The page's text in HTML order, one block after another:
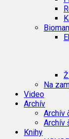
Na
Video
Archív
Archív
Archív
Knihy